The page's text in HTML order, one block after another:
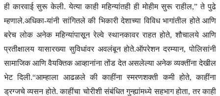
ही कारवाई सुरू केली. येत्या काही महिन्यांतही ही मोहीम सुरू राहील,” ते पुढे
म्हणाले.अधिका-यांनी सांगितले की भिकारी देशाच्या विविध भागांतील होते आणि
बरेच लोक अनेक महिन्यांपासून रेल्वे स्थानकावर राहत होते, शौचालये आणि
प्रतीक्षालय यासारख्या सुविधांवर अवलंबून होते.ऑपरेशन दरम्यान, पोलिसांनी
सामाजिक आणि वैयक्तिक आव्हानांना तोंड देत असलेल्या अनेक व्यक्तींना देखील
भेट दिली.“आम्हाला आढळले की काहींना स्मरणशक्ती कमी होते, काहींना
ड्रग्जचे व्यसन होते.काहींचा चोरीशी संबंधित गुन्ह्यांमध्ये सहभाग होता, तर काही